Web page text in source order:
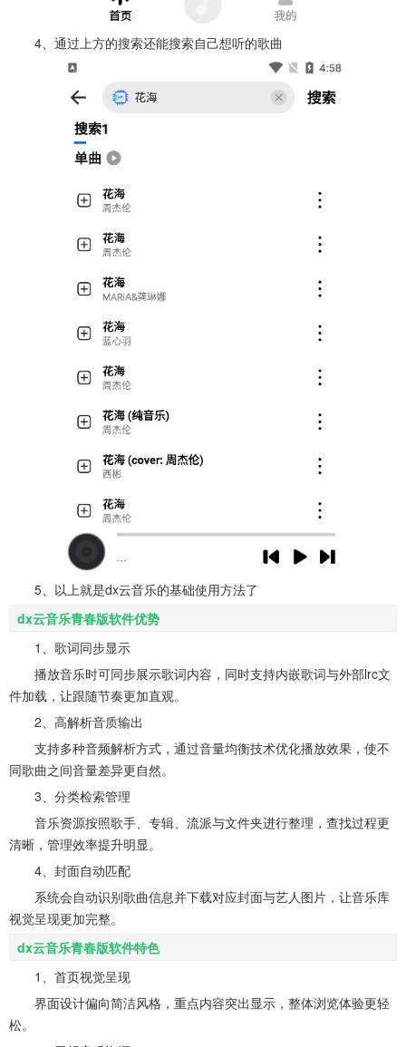
4、通过上方的搜索还能搜索自己想听的歌曲
5、以上就是dx云音乐的基础使用方法了
dx云音乐青春版软件优势
1、歌词同步显示
播放音乐时可同步展示歌词内容，同时支持内嵌歌词与外部lrc文
件加载，让跟随节奏更加直观。
2、高解析音质输出
支持多种音频解析方式，通过音量均衡技术优化播放效果，使不
同歌曲之间音量差异更自然。
3、分类检索管理
音乐资源按照歌手、专辑、流派与文件夹进行整理，查找过程更
清晰，管理效率提升明显。
4、封面自动匹配
系统会自动识别歌曲信息并下载对应封面与艺人图片，让音乐库
视觉呈现更加完整。
dx云音乐青春版软件特色
1、首页视觉呈现
界面设计偏向简洁风格，重点内容突出显示，整体浏览体验更轻
松。